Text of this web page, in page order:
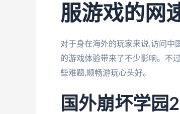
服游戏的网
对于身在海外的玩家来说,访问中
的游戏体验带来了不少影响。不
些难题,顺畅游玩心头好。
国外崩坏学园